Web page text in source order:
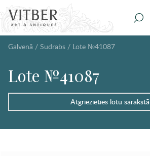
Galvenā / Sudrabs / Lote №41087
Lote №41087
Atgriezieties lotu sarakstā